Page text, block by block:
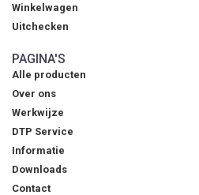
Winkelwagen
Uitchecken
PAGINA'S
Alle producten
Over ons
Werkwijze
DTP Service
Informatie
Downloads
Contact